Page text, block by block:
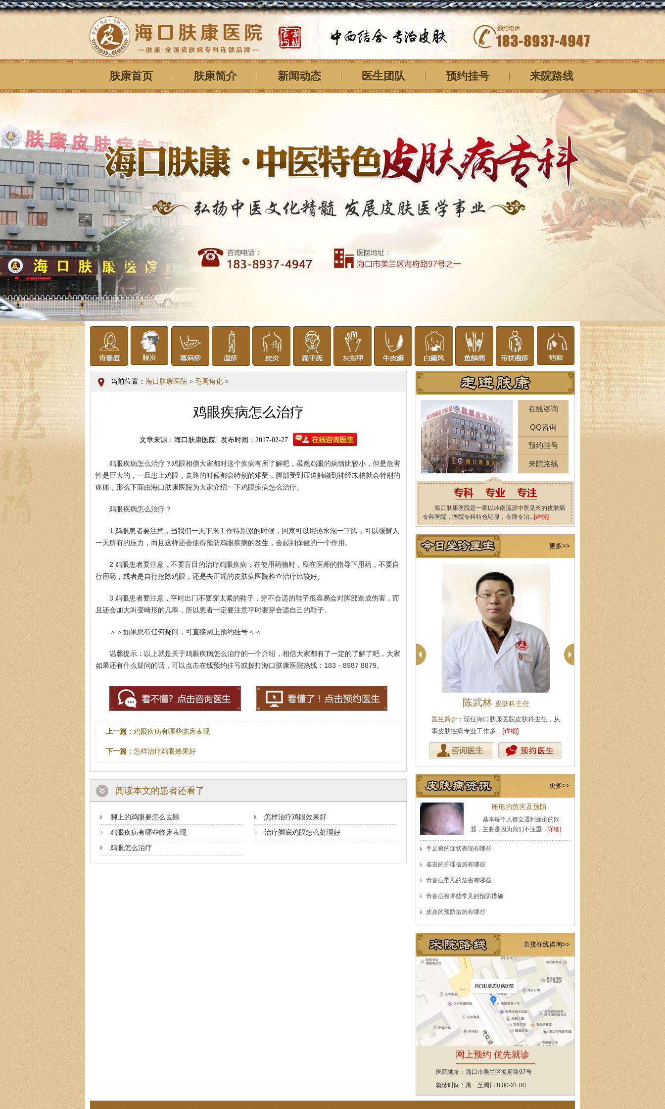
肤康首页 肤康简介 新闻动态 医生团队 预约挂号 来院路线
当前位置： 海口肤康医院 > 毛周角化 >
鸡眼疾病怎么治疗
文章来源：海口肤康医院 发布时间：2017-02-27
鸡眼疾病怎么治疗？鸡眼相信大家都对这个疾病有所了解吧，虽然鸡眼的病情比较小，但是危害
性是巨大的，一旦患上鸡眼，走路的时候都会特别的难受，脚部受到压迫触碰到神经末梢就会特别的
疼痛，那么下面由海口肤康医院为大家介绍一下鸡眼疾病怎么治疗。
鸡眼疾病怎么治疗？
1 鸡眼患者要注意，当我们一天下来工作特别累的时候，回家可以用热水泡一下脚，可以缓解人
一天所有的压力，而且这样还会使得预防鸡眼疾病的发生，会起到保健的一个作用。
2 鸡眼患者要注意，不要盲目的治疗鸡眼疾病，在使用药物时，应在医师的指导下用药，不要自
行用药，或者是自行挖除鸡眼，还是去正规的皮肤病医院检查治疗比较好。
3 鸡眼患者要注意，平时出门不要穿太紧的鞋子，穿不合适的鞋子很容易会对脚部造成伤害，而
且还会加大叫变畸形的几率，所以患者一定要注意平时要穿合适自己的鞋子。
＞＞如果您有任何疑问，可直接网上预约挂号＜＜
温馨提示：以上就是关于鸡眼疾病怎么治疗的一个介绍，相信大家都有了一定的了解了吧，大家
如果还有什么疑问的话，可以点击在线预约挂号或拨打海口肤康医院热线：183－8987 8879。
上一篇： 鸡眼疾病有哪些临床表现
下一篇： 怎样治疗鸡眼效果好
阅读本文的患者还看了
脚上的鸡眼要怎么去除
怎样治疗鸡眼效果好
鸡眼疾病有哪些临床表现
治疗脚底鸡眼怎么处理好
鸡眼怎么治疗
在线咨询
QQ咨询
预约挂号
来院路线
海口肤康医院是一家以岭南流派中医见长的皮肤病
专科医院，医院专科特色明显，专病专治...[详情]
更多>>
王珍 会诊专家
医生简介：原海南医学院附属医院皮肤科主任
陈武林 皮肤科主任
医生简介 ：现任海口肤康医院皮肤科主任，从
事皮肤性病专业工作多… [详细]
更多>>
痤疮的危害及预防
基本每个人都会遇到痤疮的问
题，主要是因为我们不注重...[详细]
手足癣的症状表现有哪些
雀斑的护理措施有哪些
青春痘常见的危害有哪些
青春痘有哪些常见的预防措施
皮炎的预防措施有哪些
直接在线咨询>>
网上预约 优先就诊
医院地址：海口市美兰区海府路97号
就诊时间：周一至周日 8:00-21:00